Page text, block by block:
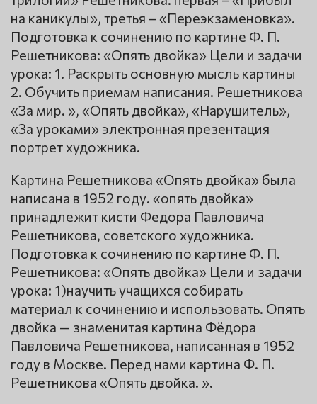
на каникулы», третья – «Переэкзаменовка».
Подготовка к сочинению по картине Ф. П.
Решетникова: «Опять двойка» Цели и задачи
урока: 1. Раскрыть основную мысль картины
2. Обучить приемам написания. Решетникова
«За мир. », «Опять двойка», «Нарушитель»,
«За уроками» электронная презентация
портрет художника.
Картина Решетникова «Опять двойка» была
написана в 1952 году. «опять двойка»
принадлежит кисти Федора Павловича
Решетникова, советского художника.
Подготовка к сочинению по картине Ф. П.
Решетникова: «Опять двойка» Цели и задачи
урока: 1)научить учащихся собирать
материал к сочинению и использовать. Опять
двойка — знаменитая картина Фёдора
Павловича Решетникова, написанная в 1952
году в Москве. Перед нами картина Ф. П.
Решетникова «Опять двойка. ».